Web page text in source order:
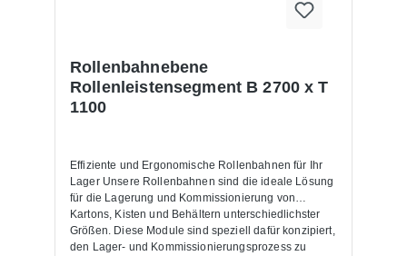
Rollenbahnebene
Rollenleistensegment B 2700 x T
1100
Effiziente und Ergonomische Rollenbahnen für Ihr
Lager Unsere Rollenbahnen sind die ideale Lösung
für die Lagerung und Kommissionierung von
Kartons, Kisten und Behältern unterschiedlichster
Größen. Diese Module sind speziell dafür konzipiert,
den Lager- und Kommissionierungsprozess zu